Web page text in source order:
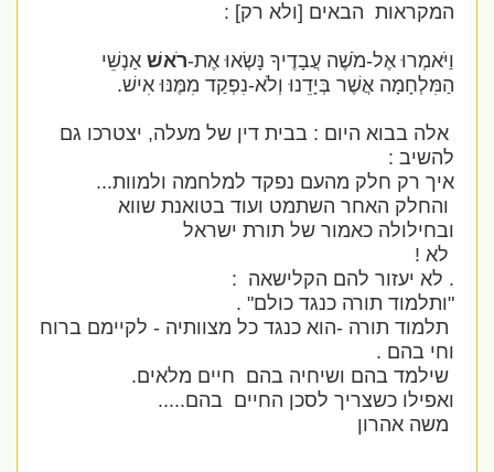
המקראות הבאים [ולא רק] :
וַיֹּאמְרוּ אֶל-מֹשֶׁה עֲבָדֶיךָ נָּשְׂאוּ אֶת-רֹאשׁאַנְשֵׁי
הַמִּלְחָמָה אֲשֶׁר בְּיָדֵנוּ וְלֹא-נִפְקַד מִמֶּנּוּ אִישׁ.
אלה בבוא היום : בבית דין של מעלה, יצטרכו גם
להשיב :
איך רק חלק מהעם נפקד למלחמה ולמוות...
והחלק האחר השתמט ועוד בטואנת שווא
ובחילולה כאמור של תורת ישראל
לא !
. לא יעזור להם הקלישאה :
"ותלמוד תורה כנגד כולם" .
תלמוד תורה -הוא כנגד כל מצוותיה - לקיימם ברוח
וחי בהם .
שילמד בהם ושיחיה בהם חיים מלאים.
ואפילו כשצריך לסכן החיים בהם.....
משה אהרון